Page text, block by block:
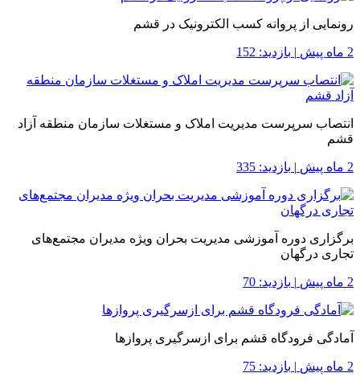
رونمایی از پروانه کسب الکترونیک در قشم
2 ماه پیش | بازدید: 152
انتصاب سرپرست مدیریت املاک و مستغلات سازمان منطقه آزاد
قشم
2 ماه پیش | بازدید: 335
برگزاری دوره آموزشی مدیریت بحران ویژه مدیران مجتمع‌های
تجاری درگهان
2 ماه پیش | بازدید: 70
آمادگی فرودگاه قشم برای ازسرگیری پروازها
2 ماه پیش | بازدید: 75